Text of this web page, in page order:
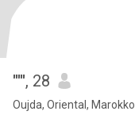
''''', 28
Oujda, Oriental, Marokko